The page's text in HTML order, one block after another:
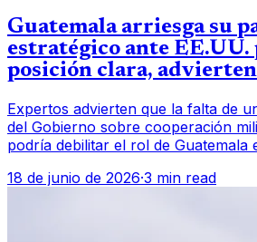
Guatemala arriesga su
estratégico ante EE.UU.
posición clara,
Expertos advierten que la falta de
del Gobierno sobre cooperación
podría debilitar el rol de Guatemala
18 de junio de 2026·3 min read